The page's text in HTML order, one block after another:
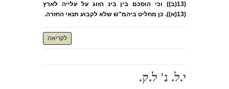
(13(ב)) וכי הוסכם בין בינ הזוג על עלייה לארץ
(13(א)). כן מחליט ביהמ"ש שלא לקבוע תנאי החזרה.
לקריאה
י.ל. נ' ל.ק.